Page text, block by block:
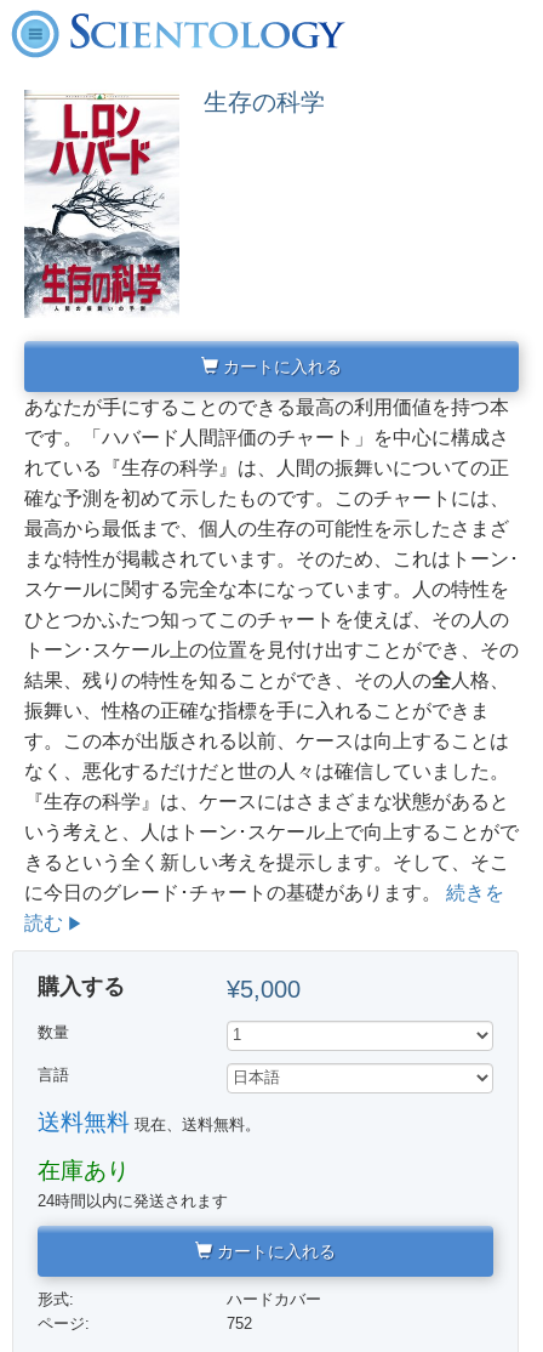
生存の科学
カートに入れる
あなたが手にすることのできる最高の利用価値を持つ本
です。「ハバード人間評価のチャート」を中心に構成さ
れている『生存の科学』は、人間の振舞いについての正
確な予測を初めて示したものです。
このチャートには、
最高から最低まで、個人の生存の可能性を示したさまざ
まな特性が掲載されています。そのため、これはトーン･
スケールに関する完全な本になっています。人の特性を
ひとつかふたつ知ってこのチャートを使えば、その人の
トーン･スケール上の位置を見付け出すことができ、その
結果、残りの特性を知ることができ、その人の全人格、
振舞い、性格の正確な指標を手に入れることができま
す。
この本が出版される以前、ケースは向上することは
なく、悪化するだけだと世の人々は確信していました。
『生存の科学』は、ケースにはさまざまな状態があると
いう考えと、人はトーン･スケール上で向上することがで
きるという全く新しい考えを提示します。 そして、そこ
に今日のグレード･チャートの基礎があります。 続きを
読む
購入する ¥5,000
数量
言語
送料無料現在、送料無料。
在庫あり
24時間以内に発送されます
カートに入れる
形式:
ハードカバー
ページ:
752